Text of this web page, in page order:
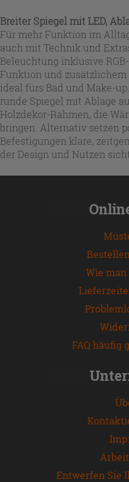
Breiter Spiegel mit LED,
Für mehr Funktion im
auch mit Technik und
Beleuchtung inklusive
Funktion und zusätzlichem
ideal fürs Bad und Make-
runde Spiegel mit Ablage
Holzdekor-Rahmen, die
bringen. Alternativ setzen
Befestigungen klare,
der Design und Nutzen
Wie
FAQ häufig
Entwerfen Sie